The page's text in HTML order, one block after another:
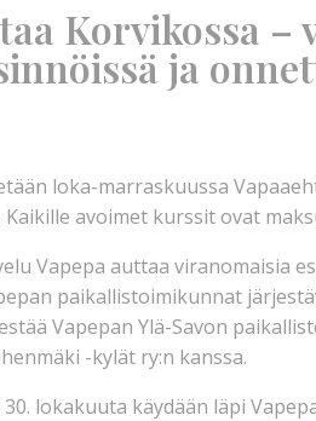
Korvikossa –
ja
loka-marraskuussa
avoimet kurssit ovat
Vapepa auttaa viranomaisia
paikallistoimikunnat
Vapepan Ylä-Savon
-kylät ry:n kanssa.
lokakuuta käydään läpi